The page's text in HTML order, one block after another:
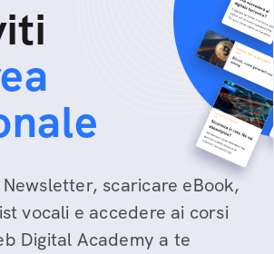
scaricare eBook,
vocali e accedere ai corsi
Digital Academy a te